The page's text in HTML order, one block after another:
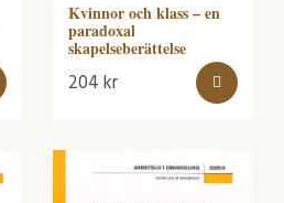
Kvinnor och klass – en
paradoxal
skapelseberättelse
204kr